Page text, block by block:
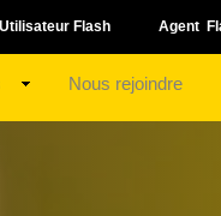
Nous rejoindre
Utilisateur Flash Agent